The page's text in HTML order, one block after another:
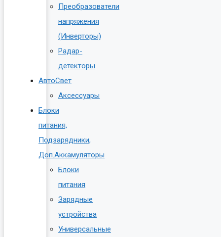
Преобразователи
напряжения
(Инверторы)
Радар-
детекторы
АвтоСвет
Аксессуары
Блоки
питания,
Подзарядники,
Доп.Аккамуляторы
Блоки
питания
Зарядные
устройства
Универсальные